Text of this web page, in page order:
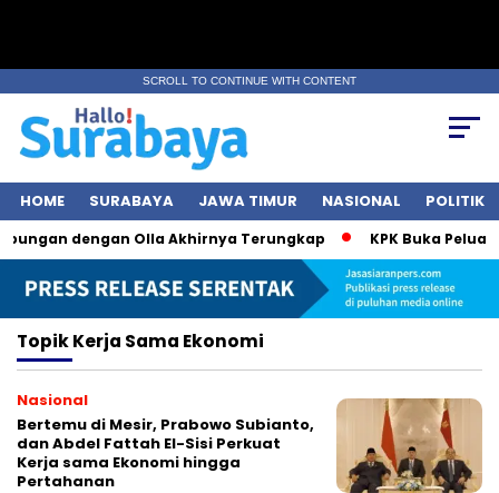
SCROLL TO CONTINUE WITH CONTENT
HOME SURABAYA JAWA TIMUR NASIONAL POLITIK
dengan Olla Akhirnya Terungkap KPK Buka
TopikKerja Sama Ekonomi
Nasional
Bertemu di Mesir, Prabowo Subianto,
dan Abdel Fattah El-Sisi Perkuat
Kerja sama Ekonomi hingga
Pertahanan